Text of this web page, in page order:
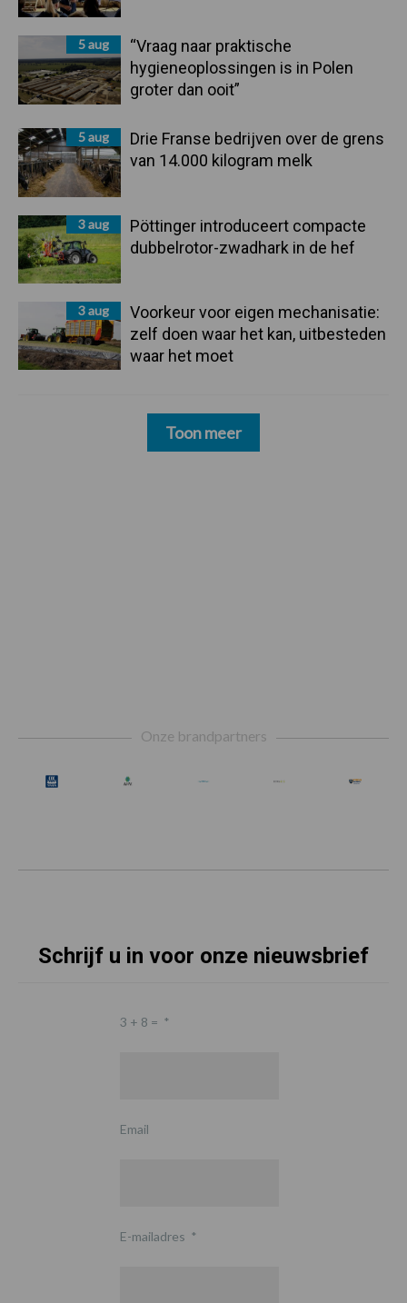
5 aug
“Vraag naar praktische
hygieneoplossingen is in Polen
groter dan ooit”
5 aug
Drie Franse bedrijven over de grens
van 14.000 kilogram melk
3 aug
Pöttinger introduceert compacte
dubbelrotor-zwadhark in de hef
3 aug
Voorkeur voor eigen mechanisatie:
zelf doen waar het kan, uitbesteden
waar het moet
Toon meer
Onze brandpartners
Schrijf u in voor onze nieuwsbrief
3 + 8 = *
Email
E-mailadres *